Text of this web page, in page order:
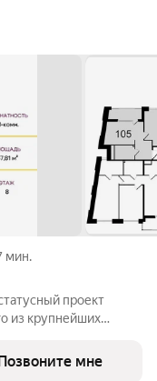
мин.
из крупнейших
мне